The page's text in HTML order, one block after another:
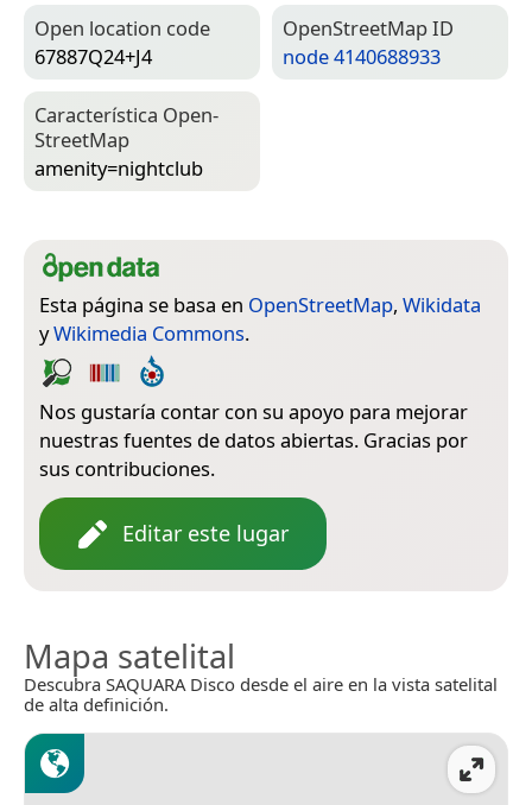
Open location code
67887Q24+J4
Open­Street­Map ID
node 4140688933
Característica Open­
Street­Map
amenity=­nightclub
Esta página se basa en OpenStreetMap, Wikidata
yWikimedia Commons.
Nos gustaría contar con su apoyo para mejorar
nuestras fuentes de datos abiertas. Gracias por
sus contribuciones.
Editar este lugar
Mapa satelital
Descubra SAQUARA Disco desde el aire en la vista satelital
de alta definición.